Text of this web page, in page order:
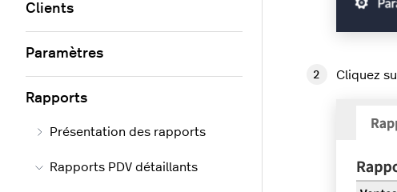
Cliquez
Clients
Paramètres
Rapports
Présentation des rapports
Rapports PDV détaillants